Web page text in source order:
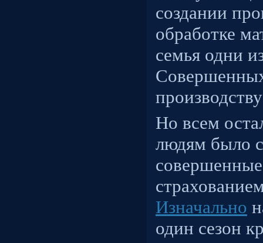
создании
обработке
семья одни
Но всем
людям было
Изначально
один сезон